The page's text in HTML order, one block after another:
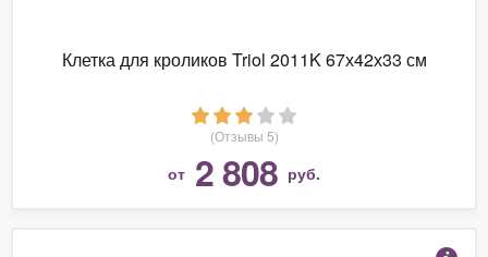
Клетка для кроликов Triol 2011K 67х42х33 см
(Отзывы 5)
от 2 808 руб.